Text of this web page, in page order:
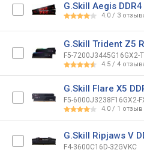
G.Skill Aegis
4.0 / 3
G.Skill Trident Z5
F5-7200J3445G16GX2-
4.5 / 4
G.Skill Flare X5
F5-6000J3238F16GX2-
4.0 / 1 отзыв
G.Skill Ripjaws V
F4-3600C16D-32GVKC